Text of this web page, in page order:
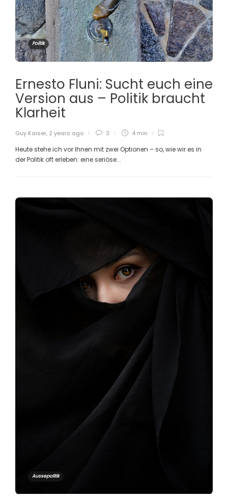
Politik
Ernesto Fluni: Sucht euch eine
Version aus – Politik braucht
Klarheit
Guy Kaiser, 2 years ago 3 4 min
Heute stehe ich vor Ihnen mit zwei Optionen – so, wie wir es in
der Politik oft erleben: eine seriöse...
Aussepolitik